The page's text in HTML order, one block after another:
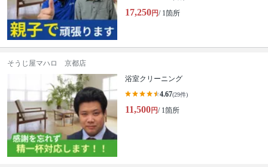
17,250円/ 1箇所
そうじ屋マハロ 京都店
浴室クリーニング
4.67(29件)
11,500円/ 1箇所